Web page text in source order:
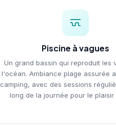
Piscine à vagues
Un grand bassin qui reproduit les
l'océan. Ambiance plage assurée
camping, avec des sessions
long de la journée pour le plaisir